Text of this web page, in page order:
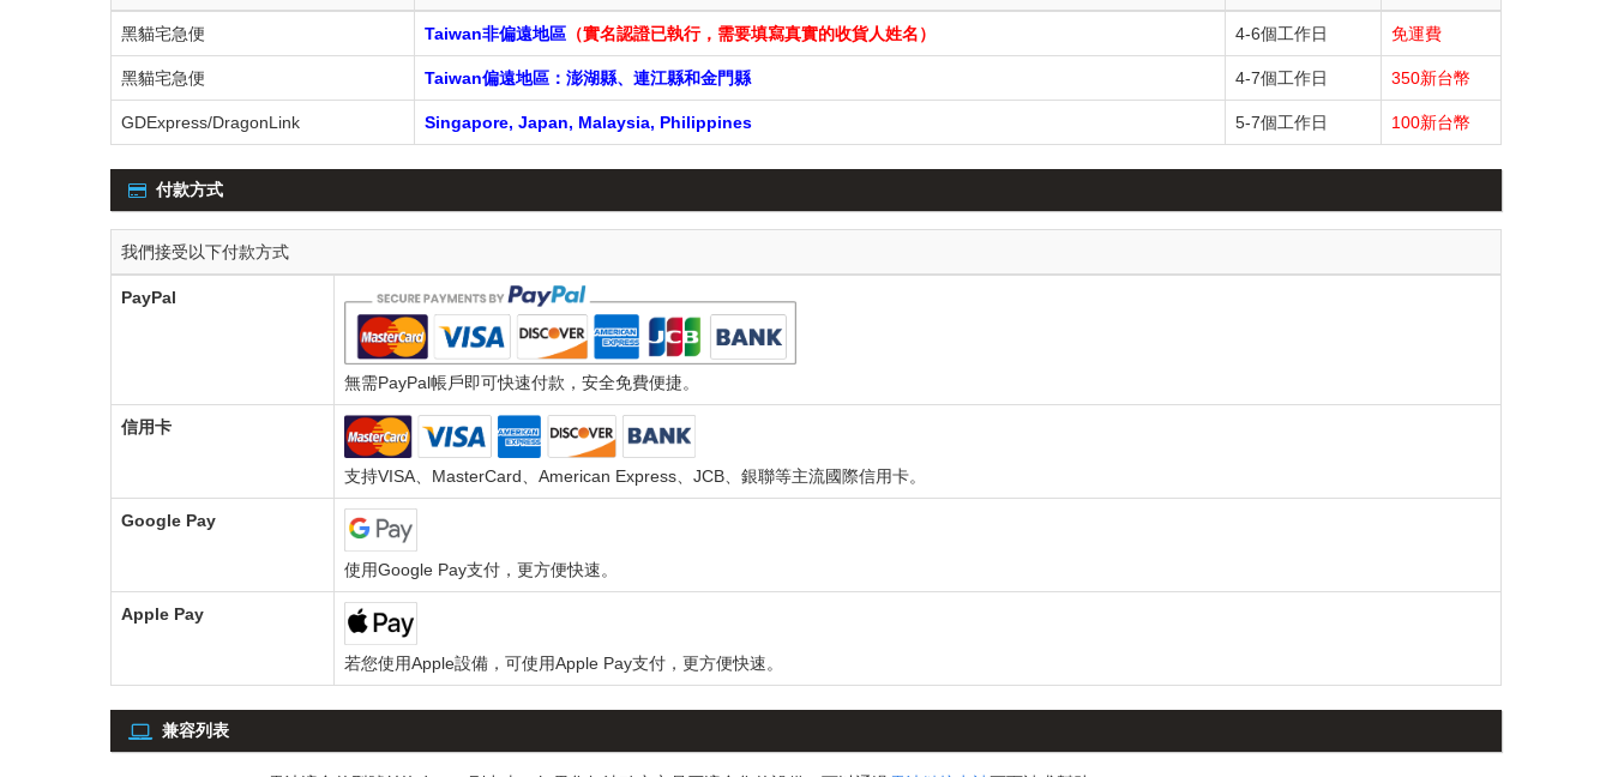
黑貓宅急便 Taiwan非偏遠地區 （實名認證已執行，需要填寫真實的收貨人姓名） 4-6個工作日 免運費
黑貓宅急便 Taiwan偏遠地區：澎湖縣、連江縣和金門縣 4-7個工作日 350新台幣
GDExpress/DragonLink Singapore, Japan, Malaysia, Philippines 5-7個工作日 100新台幣
付款方式
我們接受以下付款方式
PayPal
無需PayPal帳戶即可快速付款，安全免費便捷。
信用卡
支持VISA、MasterCard、American Express、JCB、銀聯等主流國際信用卡。
Google Pay
使用Google Pay支付，更方便快速。
Apple Pay
若您使用Apple設備，可使用Apple Pay支付，更方便快速。
兼容列表